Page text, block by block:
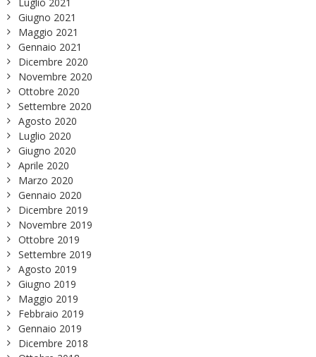
Giugno 2021
Maggio 2021
Gennaio 2021
Dicembre 2020
Novembre 2020
Ottobre 2020
Settembre 2020
Agosto 2020
Luglio 2020
Giugno 2020
Aprile 2020
Marzo 2020
Gennaio 2020
Dicembre 2019
Novembre 2019
Ottobre 2019
Settembre 2019
Agosto 2019
Giugno 2019
Maggio 2019
Febbraio 2019
Gennaio 2019
Dicembre 2018